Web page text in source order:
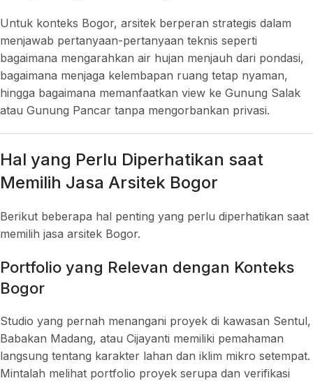
Untuk konteks Bogor, arsitek berperan strategis dalam
menjawab pertanyaan-pertanyaan teknis seperti
bagaimana mengarahkan air hujan menjauh dari pondasi,
bagaimana menjaga kelembapan ruang tetap nyaman,
hingga bagaimana memanfaatkan view ke Gunung Salak
atau Gunung Pancar tanpa mengorbankan privasi.
Hal yang Perlu Diperhatikan saat
Memilih Jasa Arsitek Bogor
Berikut beberapa hal penting yang perlu diperhatikan saat
memilih jasa arsitek Bogor.
Portfolio yang Relevan dengan Konteks
Bogor
Studio yang pernah menangani proyek di kawasan Sentul,
Babakan Madang, atau Cijayanti memiliki pemahaman
langsung tentang karakter lahan dan iklim mikro setempat.
Mintalah melihat portfolio proyek serupa dan verifikasi